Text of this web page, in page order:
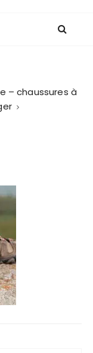
– chaussures à